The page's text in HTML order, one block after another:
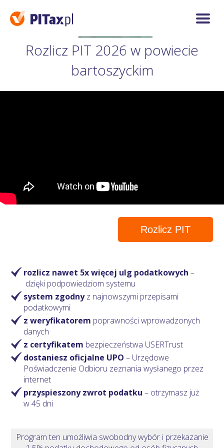
Rozlicz PIT 2026 w powiecie
bartoszyckim
Rozlicz PIT
rozlicz nawet 5x więcej ulg podatkowych–
dzięki podpowiedziom systemu
system zgodnyz najnowszymi przepisami
podatkowymi
z weryfikatorem poprawności wprowadzonych
danych
z certyfikatem bezpieczeństwa USERTrust
dostaniesz oficjalne UPO – Urzędowe
Poświadczenie Odbioru zeznania wysłanego przez
internet
przyspieszony zwrot podatku – otrzymasz już
w 45 dni
Program ten umożliwia swobodny wybór i przekazanie